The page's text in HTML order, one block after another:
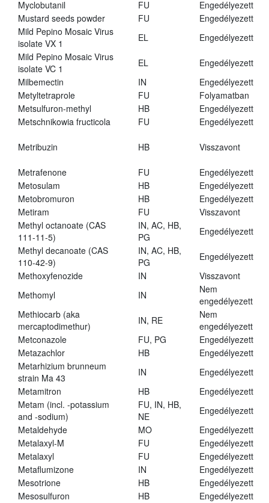
Myclobutanil FU
Engedélyezett
Mustard seeds powder
FU
Engedélyezett
Mild Pepino Mosaic Virus
isolate VX 1
EL
Engedélyezett
Mild Pepino Mosaic Virus
isolate VC 1
EL
Engedélyezett
Milbemectin
IN
Engedélyezett
Metyltetraprole
FU
Folyamatban
Metsulfuron-methyl
HB
Engedélyezett
Metschnikowia fructicola
FU Engedélyezett
Metribuzin HB Visszavont
Metrafenone FU
Engedélyezett
Metosulam
HB
Engedélyezett
Metobromuron
HB
Engedélyezett
Metiram
FU
Visszavont
Methyl octanoate (CAS
111-11-5)
IN, AC, HB,
PG
Engedélyezett
Methyl decanoate (CAS
110-42-9)
IN, AC, HB,
PG
Engedélyezett
Methoxyfenozide
IN
Visszavont
Methomyl
IN
Nem
engedélyezett
Methiocarb (aka
mercaptodimethur)
IN, RE
Nem
engedélyezett
Metconazole
FU, PG
Engedélyezett
Metazachlor
HB
Engedélyezett
Metarhizium brunneum
strain Ma 43
IN
Engedélyezett
Metamitron
HB
Engedélyezett
Metam (incl. -potassium
and -sodium)
FU, IN, HB,
NE
Engedélyezett
Metaldehyde
MO
Engedélyezett
Metalaxyl-M
FU
Engedélyezett
Metalaxyl
FU
Engedélyezett
Metaflumizone
IN
Engedélyezett
Mesotrione
HB
Engedélyezett
Mesosulfuron
HB
Engedélyezett